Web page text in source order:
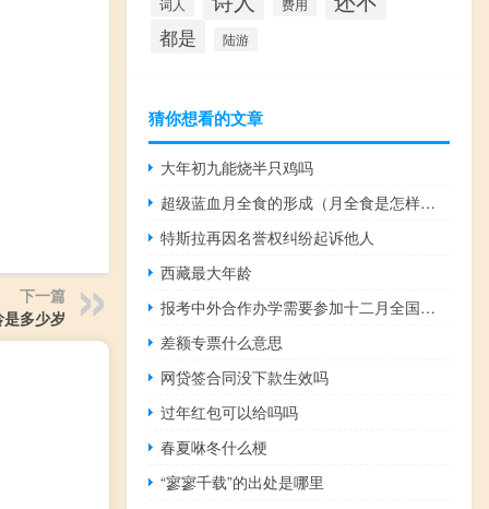
下一篇
多少岁
都是 陆游
猜你想看的文章
大年初九能烧半只鸡吗
超级蓝血月全食的形成（月全食是怎样形成的）
特斯拉再因名誉权纠纷起诉他人
西藏最大年龄
报考中外合作办学需要参加十二月全国统考吗
差额专票什么意思
网贷签合同没下款生效吗
过年红包可以给吗吗
春夏咻冬什么梗
“寥寥千载”的出处是哪里